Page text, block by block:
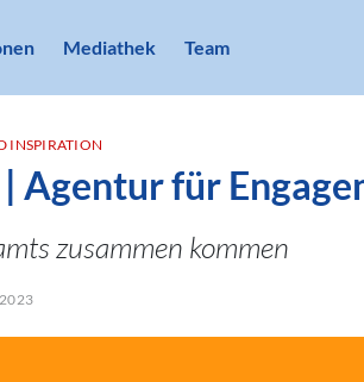
Mediathek Team
INSPIRATION
Agentur für
zusammen kommen